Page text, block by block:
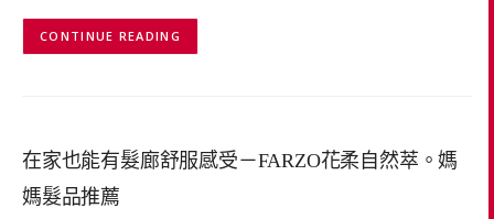
CONTINUE READING
在家也能有髮廊舒服感受－FARZO花柔自然萃。媽
媽髮品推薦